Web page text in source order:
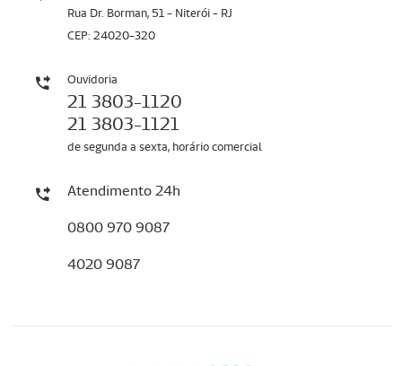
Rua Dr. Borman, 51 - Niterói - RJ
CEP: 24020-320
Ouvidoria
21 3803-1120
21 3803-1121
de segunda a sexta, horário comercial
Atendimento 24h
0800 970 9087
4020 9087